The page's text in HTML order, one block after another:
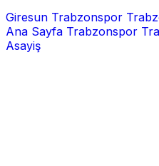
Giresun Trabzonspor
Ana Sayfa Trabzonspor
Asayiş